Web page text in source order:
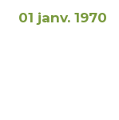
01 janv. 1970